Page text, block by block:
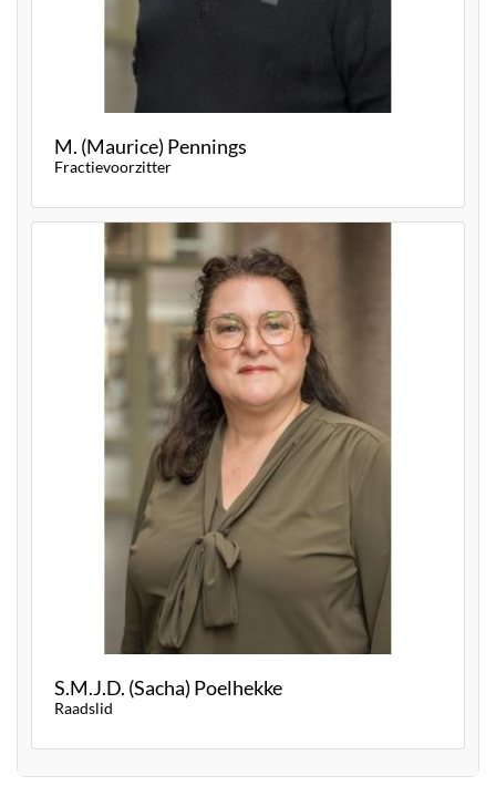
M. (Maurice) Pennings
Fractievoorzitter
S.M.J.D. (Sacha) Poelhekke
Raadslid